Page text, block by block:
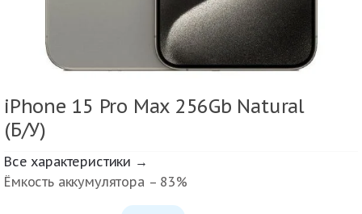
iPhone 15 Pro Max 256Gb Natural
(Б/У)
Все характеристики →
Ёмкость аккумулятора – 83%